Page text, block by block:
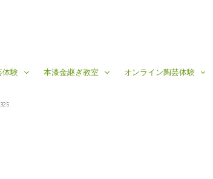
体験 本漆金継ぎ教室 オンライン陶芸体験